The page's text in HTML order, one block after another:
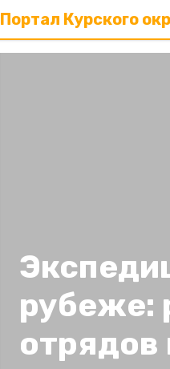
Портал Курского
рубеже:
отрядов